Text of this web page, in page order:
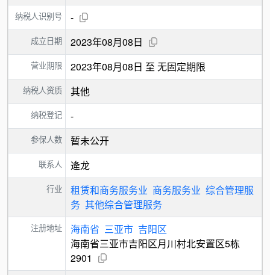
纳税人识别号 -
成立日期 2023年08月08日
营业期限 2023年08月08日 至 无固定期限
纳税人资质 其他
纳税登记 -
参保人数 暂未公开
联系人 逄龙
行业 租赁和商务服务业 商务服务业 综合管理服
务 其他综合管理服务
注册地址 海南省 三亚市 吉阳区
海南省三亚市吉阳区月川村北安置区5栋
2901